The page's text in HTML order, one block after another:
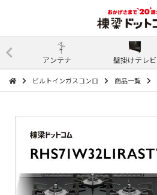
アンテナ 壁掛けテレビ
ビルトインガスコンロ 商品一覧